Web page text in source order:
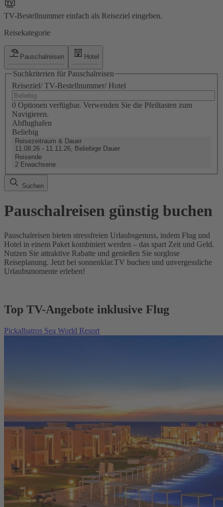
TV-Bestellnummer einfach als Reiseziel eingeben.
Reisekategorie
Pauschalreisen Hotel
Suchkriterien für Pauschalreisen
Reiseziel/ TV-Bestellnummer/ Hotel
0 Optionen verfügbar. Verwenden Sie die Pfeiltasten zum
Navigieren.
Abflughafen
Beliebig
Reisezeitraum & Dauer
11.08.26 - 11.11.26, Beliebige Dauer
Reisende
2 Erwachsene
Suchen
Pauschalreisen günstig buchen
Pauschalreisen bieten stressfreien Urlaubsgenuss, indem Flug und
Hotel in einem Paket kombiniert werden – das spart Zeit und Geld.
Nutzen Sie attraktive Rabatte und genießen Sie sorglose
Reiseplanung. Jetzt bei sonnenklar.TV buchen und unvergessliche
Urlaubsmomente erleben!
Top TV-Angebote inklusive Flug
Pickalbatros Sea World Resort